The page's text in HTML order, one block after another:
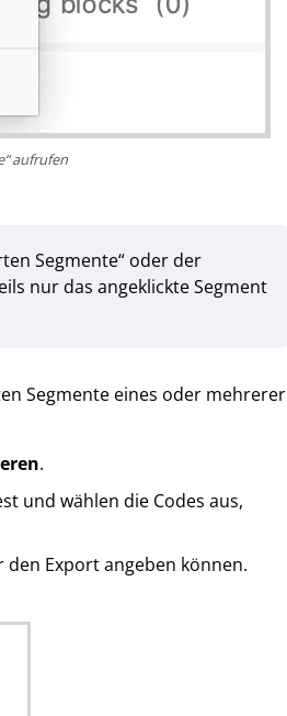
aufrufen
Segmente“ oder der
nur das angeklickte Segment
Segmente eines oder mehrerer
.
und wählen die Codes aus,
Export angeben können.